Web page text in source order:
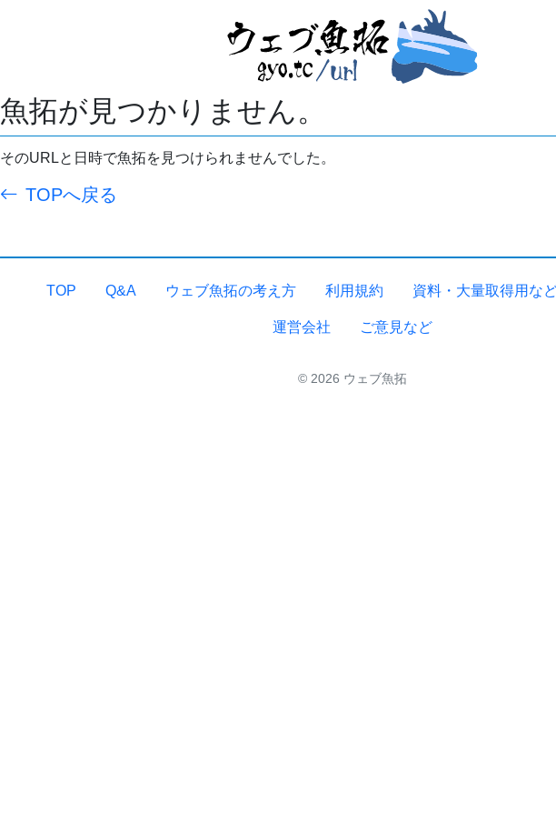
魚拓が見つかりません。
そのURLと日時で魚拓を見つけられませんでした。
TOPへ戻る
TOP Q&A ウェブ魚拓の考え方 利用規約 資料・大量取得用な
運営会社 ご意見など
© 2026 ウェブ魚拓